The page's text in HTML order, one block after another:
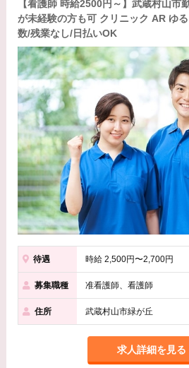
【看護師 時給2500円～】武蔵村山
が未経験の方も可 クリニック AR ゆ
数/残業なし/日払いOK
待遇 時給 2,500円〜2,700円
募集職種 准看護師、看護師
住所 武蔵村山市緑が丘
求人詳細を見る